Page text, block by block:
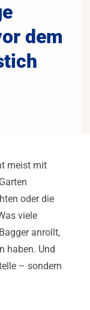
dem
meist mit
oder die
viele
anrollt,
haben. Und
– sondern